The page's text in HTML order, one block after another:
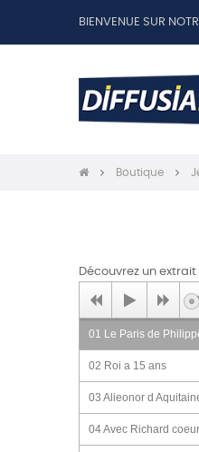
BIENVENUE SUR
Boutique
Découvrez un extrait
01 Le Paris de
02 Roi a 15 ans
03 Alieonor d
04 Avec Richard